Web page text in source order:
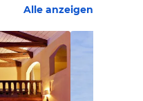
Alle anzeigen